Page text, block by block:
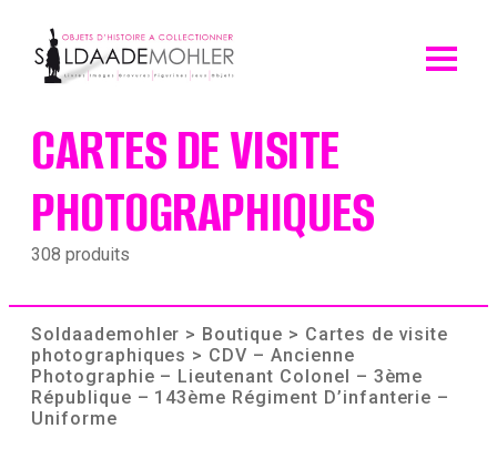
content
CARTES DE VISITE
PHOTOGRAPHIQUES
308 produits
Soldaademohler > Boutique > Cartes de visite
photographiques > CDV – Ancienne
Photographie – Lieutenant Colonel – 3ème
République – 143ème Régiment D’infanterie –
Uniforme